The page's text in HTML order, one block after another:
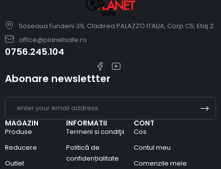
Soseaua Fundeni 39, Cladirea PALAZZO ITALIA, Corp C5, Etaj 2
office@planetsafe.ro
0756.245.104
MAGAZIN
Produse
Reducere
Outlet
INFORMATII
Termeni si condiţii
Politică de
confidențialitate
CONT
Cos
Contul meu
Comenzile mele
Abonare newslettter